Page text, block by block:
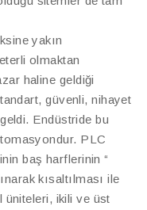
yakın
olmaktan
haline geldiği
güvenli, nihayet
Endüstride bu
PLC
baş harflerinin “
kısaltılması ile
üniteleri, ikili ve üst